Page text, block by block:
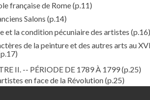
française de Rome(p.11)
Salons (p.14)
et la condition pécuniaire des artistes (p.16)
de la peinture et des autres arts au
II. -- PÉRIODE DE 1789 À 1799(p.25)
en face de la Révolution(p.25)